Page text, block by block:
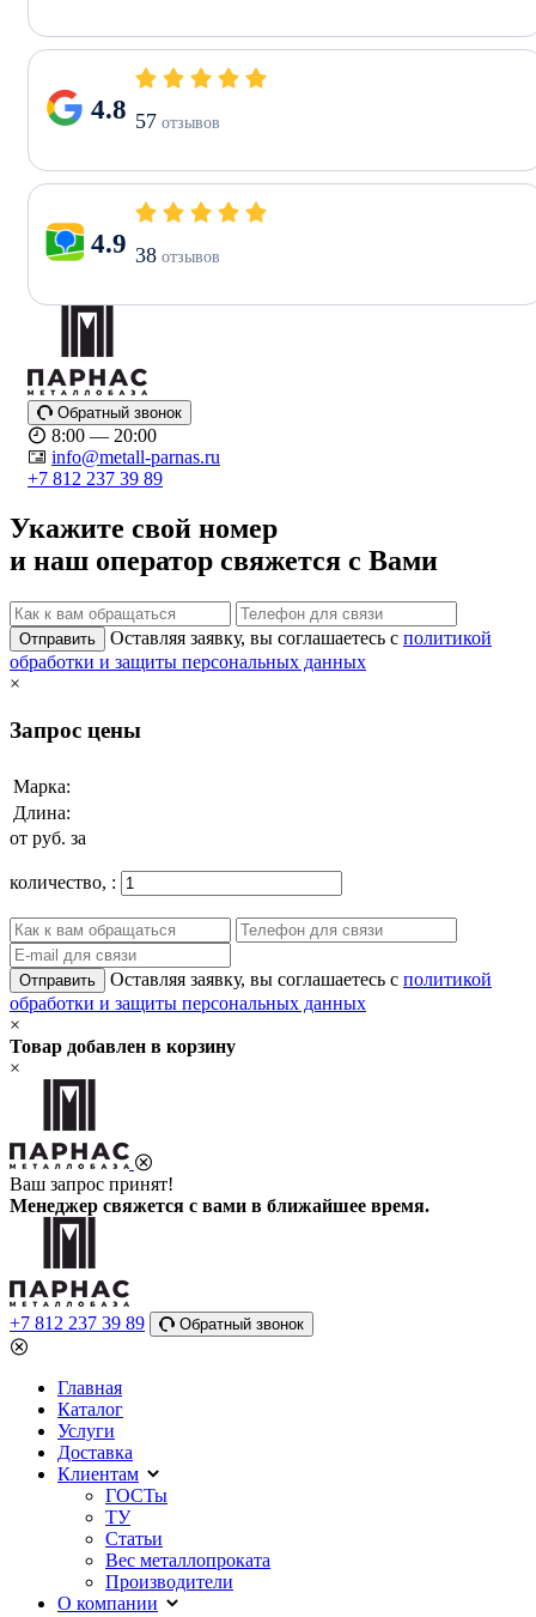
4.8 57 отзывов
4.9 38 отзывов
Обратный звонок
8:00 — 20:00
info@metall-parnas.ru
+7 812 237 39 89
Укажите свой номер
и наш оператор свяжется с Вами
Отправить Оставляя заявку, вы соглашаетесь с политикой
обработки и защиты персональных данных
×
Запрос цены
Марка:
Длина:
от руб. за
количество, :
Отправить Оставляя заявку, вы соглашаетесь с политикой
обработки и защиты персональных данных
×
Товар добавлен в корзину
×
Ваш запрос принят!
Менеджер свяжется с вами в ближайшее время.
+7 812 237 39 89 Обратный звонок
Главная
Каталог
Услуги
Доставка
Клиентам
ГОСТы
ТУ
Статьи
Вес металлопроката
Производители
О компании